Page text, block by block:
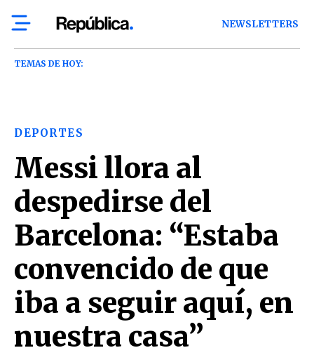
NEWSLETTERS
TEMAS DE HOY:
DEPORTES
Messi llora al
despedirse del
Barcelona: “Estaba
convencido de que
iba a seguir aquí, en
nuestra casa”